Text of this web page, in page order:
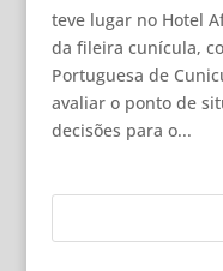
teve lugar no Hotel
da fileira cunícula,
Portuguesa de
avaliar o ponto de
decisões para o...